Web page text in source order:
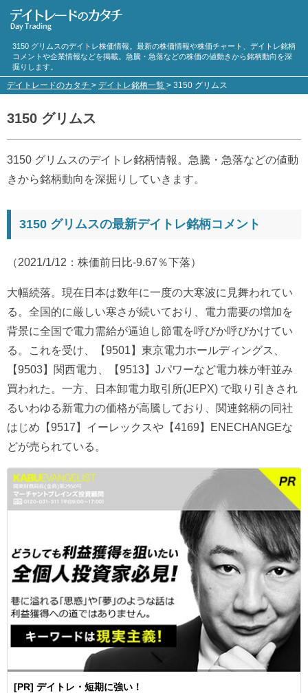
3150 グリムスのデイトレ株価情報。最新の株価情報や株価チャート、デイトレ銘柄
コメントや企業情報などを掲載。急騰・急落などの株価の値動きから銘柄動向を深
掘りします。
デイトレードのカタチ > デイトレ銘柄一覧 > 3150 グリムス
3150 グリムス
3150 グリムスのデイトレ銘柄情報。急騰・急落などの値動
きから銘柄動向を深掘りしていきます。
3150 グリムスの最新デイトレ銘柄コメント
（2021/1/12：株価前日比-9.67％下落）
大幅続落。現在日本は数年に一度の大寒波に見舞われてい
る。全国的に厳しい寒さが続いており、電力需要の増加を
背景に全国で電力需給が逼迫し節電を呼びか呼びかけてい
る。これを受け、【9501】東京電力ホールディングス、
【9503】関西電力、【9513】Jパワーなど電力株が軒並み
買われた。一方、日本卸電力取引所(JEPX) で取り引きされ
るいわゆる新電力の価格が高騰しており、関連銘柄の同社
はじめ【9517】イーレックスや【4169】ENECHANGEな
どが売られている。
[PR] デイトレ・短期に強い！